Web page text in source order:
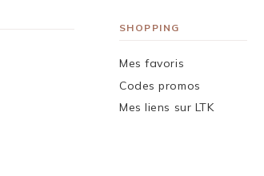
SHOPPING
Mes favoris
Codes promos
Mes liens sur LTK